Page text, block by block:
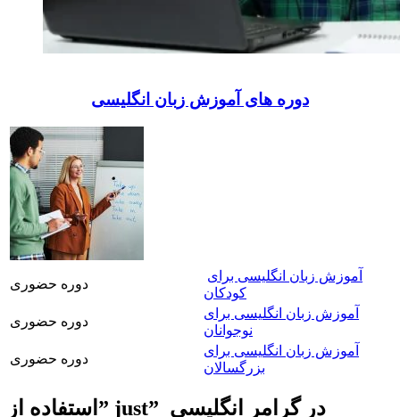
دوره های آموزش زبان انگلیسی
دوره حضوری
آموزش زبان انگلیسی برای
کودکان
دوره حضوری
آموزش زبان انگلیسی برای
نوجوانان
دوره حضوری
آموزش زبان انگلیسی برای
بزرگسالان
استفاده از” just” در گرامر انگلیسی